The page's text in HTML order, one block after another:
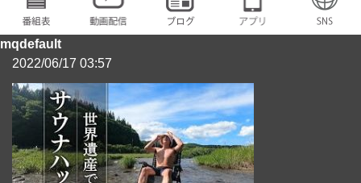
mqdefault
2022/06/17 03:57